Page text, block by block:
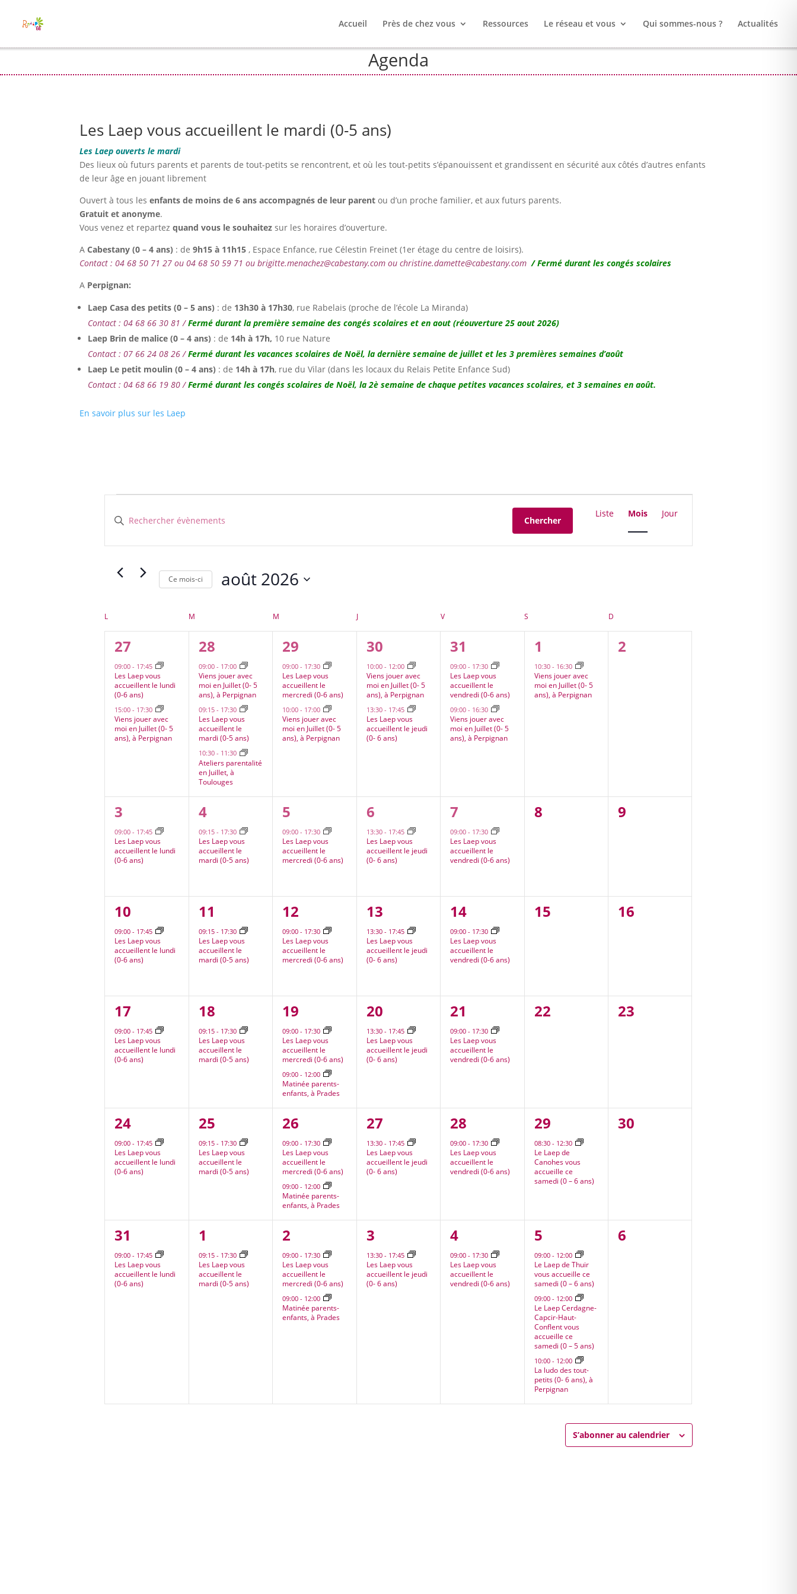
Accueil Près de chez vous Ressources Le réseau et vous Qui sommes-nous ? Actualités
Agenda
Les Laep vous accueillent le mardi (0-5 ans)
Les Laep ouverts le mardi
Des lieux où futurs parents et parents de tout-petits se rencontrent, et où les tout-petits s’épanouissent et grandissent en sécurité aux côtés d’autres enfants
de leur âge en jouant librement
Ouvert à tous les enfants de moins de 6 ans accompagnés de leur parent ou d’un proche familier, et aux futurs parents.
Gratuit et anonyme.
Vous venez et repartezquand vous le souhaitez sur les horaires d’ouverture.
ACabestany (0 – 4 ans) : de9h15 à 11h15 , Espace Enfance, rue Célestin Freinet (1er étage du centre de loisirs).
Contact : 04 68 50 71 27 ou 04 68 50 59 71 ou brigitte.menachez@cabestany.com ou christine.damette@cabestany.com / Fermé durant les congés scolaires
A Perpignan:
Laep Casa des petits (0 – 5 ans) : de 13h30 à 17h30, rue Rabelais (proche de l’école La Miranda)
Contact : 04 68 66 30 81 /Fermé durant la première semaine des congés scolaires et en aout (réouverture 25 aout 2026)
Laep Brin de malice (0 – 4 ans) : de 14h à 17h, 10 rue Nature
Contact : 07 66 24 08 26 /Fermé durant les vacances scolaires de Noël, la dernière semaine de juillet et les 3 premières semaines d’août
Laep Le petit moulin (0 – 4 ans) : de 14h à 17h, rue du Vilar (dans les locaux du Relais Petite Enfance Sud)
Contact : 04 68 66 19 80 /Fermé durant les congés scolaires de Noël,la 2è semaine de chaque petites vacances scolaires, et 3 semaines en août.
En savoir plus sur les Laep
Évènements
Recherche
et
de
vues
Évènements
Saisir
mot-
clé.
Évènements
clé.
Chercher
Navigation
de
vues
Liste Mois Jour
Ce mois-ci août 2026
Calendrier
de
Évènements
L M M J VVENDREDI S D
2
évènements,
27
09:00- 17:45
Les Laep vous
accueillent le lundi
(0-6 ans)
15:00- 17:30
Viens jouer avec
moi en Juillet (0- 5
ans), à Perpignan
3
évènements,
28
09:00 - 17:00
Viens jouer avec
moi en Juillet (0- 5
ans), à Perpignan
09:15 - 17:30
Les Laep vous
accueillent le
mardi (0-5 ans)
10:30 - 11:30
Ateliers parentalité
en Juillet, à
Toulouges
2
évènements,
29
09:00- 17:30
Les Laep vous
accueillent le
mercredi (0-6 ans)
10:00- 17:00
Viens jouer avec
moi en Juillet (0- 5
ans), à Perpignan
2
évènements,
30
10:00 - 12:00
Viens jouer avec
moi en Juillet (0- 5
ans), à Perpignan
13:30 - 17:45
Les Laep vous
accueillent le jeudi
(0- 6 ans)
2
évènements,
31
09:00- 17:30
Les Laep vous
accueillent le
vendredi (0-6 ans)
09:00- 16:30
Viens jouer avec
moi en Juillet (0- 5
ans), à Perpignan
1
évènement,
1
10:30 - 16:30
Viens jouer avec
moi en Juillet (0- 5
ans), à Perpignan
0
2
1
évènement,
3
09:00- 17:45
Les Laep vous
accueillent le lundi
(0-6 ans)
1
évènement,
4
09:15 - 17:30
Les Laep vous
accueillent le
mardi (0-5 ans)
1
évènement,
5
09:00- 17:30
Les Laep vous
accueillent le
mercredi (0-6 ans)
1
évènement,
6
13:30 - 17:45
Les Laep vous
accueillent le jeudi
(0- 6 ans)
1
évènement,
7
09:00- 17:30
Les Laep vous
accueillent le
vendredi (0-6 ans)
0
8
0
9
1
évènement,
10
09:00- 17:45
Les Laep vous
accueillent le lundi
(0-6 ans)
1
évènement,
11
09:15 - 17:30
Les Laep vous
accueillent le
mardi (0-5 ans)
1
évènement,
12
09:00- 17:30
Les Laep vous
accueillent le
mercredi (0-6 ans)
1
évènement,
13
13:30 - 17:45
Les Laep vous
accueillent le jeudi
(0- 6 ans)
1
évènement,
14
09:00- 17:30
Les Laep vous
accueillent le
vendredi (0-6 ans)
0
15
0
16
1
évènement,
17
09:00- 17:45
Les Laep vous
accueillent le lundi
(0-6 ans)
1
évènement,
18
09:15 - 17:30
Les Laep vous
accueillent le
mardi (0-5 ans)
2
évènements,
19
09:00- 17:30
Les Laep vous
accueillent le
mercredi (0-6 ans)
09:00- 12:00
Matinée parents-
enfants, à Prades
1
évènement,
20
13:30 - 17:45
Les Laep vous
accueillent le jeudi
(0- 6 ans)
1
évènement,
21
09:00- 17:30
Les Laep vous
accueillent le
vendredi (0-6 ans)
0
22
0
23
1
évènement,
24
09:00- 17:45
Les Laep vous
accueillent le lundi
(0-6 ans)
1
évènement,
25
09:15 - 17:30
Les Laep vous
accueillent le
mardi (0-5 ans)
2
évènements,
26
09:00- 17:30
Les Laep vous
accueillent le
mercredi (0-6 ans)
09:00- 12:00
Matinée parents-
enfants, à Prades
1
évènement,
27
13:30 - 17:45
Les Laep vous
accueillent le jeudi
(0- 6 ans)
1
évènement,
28
09:00- 17:30
Les Laep vous
accueillent le
vendredi (0-6 ans)
1
évènement,
29
08:30 - 12:30
Le Laep de
Canohes vous
accueille ce
samedi (0 – 6 ans)
0
30
1
évènement,
31
09:00- 17:45
Les Laep vous
accueillent le lundi
(0-6 ans)
1
évènement,
1
09:15 - 17:30
Les Laep vous
accueillent le
mardi (0-5 ans)
2
évènements,
2
09:00- 17:30
Les Laep vous
accueillent le
mercredi (0-6 ans)
09:00- 12:00
Matinée parents-
enfants, à Prades
1
évènement,
3
13:30 - 17:45
Les Laep vous
accueillent le jeudi
(0- 6 ans)
1
évènement,
4
09:00- 17:30
Les Laep vous
accueillent le
vendredi (0-6 ans)
3
évènements,
5
09:00 - 12:00
Le Laep de Thuir
vous accueille ce
samedi (0 – 6 ans)
09:00 - 12:00
Le Laep Cerdagne-
Capcir-Haut-
Conflent vous
accueille ce
samedi (0 – 5 ans)
10:00 - 12:00
La ludo des tout-
petits (0- 6 ans), à
Perpignan
0
6
S’abonner au calendrier